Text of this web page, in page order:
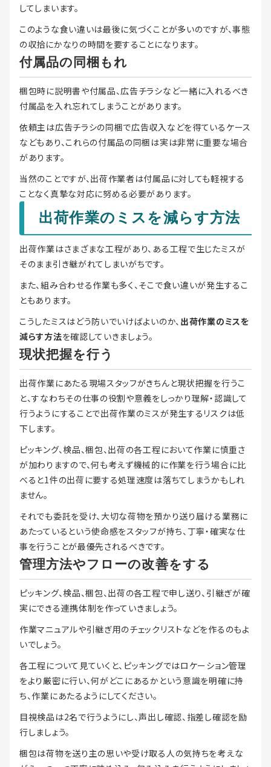
してしまいます。
このような食い違いは最後に気づくことが多いのですが、事態
の収拾にかなりの時間を要することになります。
付属品の同梱もれ
梱包時に説明書や付属品、広告チラシなど一緒に入れるべき
付属品を入れ忘れてしまうことがあります。
依頼主は広告チラシの同梱で広告収入などを得ているケース
などもあり、これらの付属品の同梱は実は非常に重要な場合
があります。
当然のことですが、出荷作業者は付属品に対しても軽視する
ことなく真摯な対応に努める必要があります。
出荷作業のミスを減らす方法
出荷作業はさまざまな工程があり、ある工程で生じたミスが
そのまま引き継がれてしまいがちです。
また、組み合わせる作業も多く、そこで食い違いが発生するこ
ともあります。
こうしたミスはどう防いでいけばよいのか、 出荷作業のミスを
減らす方法を確認していきましょう。
現状把握を行う
出荷作業にあたる現場スタッフがきちんと現状把握を行うこ
と、すなわちその仕事の役割や意義をしっかり理解・認識して
行うようにすることで出荷作業のミスが発生するリスクは低
下します。
ピッキング、検品、梱包、出荷の各工程において作業に慎重さ
が加わりますので、何も考えず機械的に作業を行う場合に比
べると1件の出荷に要する処理速度は落ちてしまうかもしれ
ません。
それでも委託を受け、大切な荷物を預かり送り届ける業務に
あたっているという使命感をスタッフが持ち、丁寧・確実な仕
事を行うことが最優先されるべきです。
管理方法やフローの改善をする
ピッキング、検品、梱包、出荷の各工程で申し送り、引継ぎが確
実にできる連携体制を作っていきましょう。
作業マニュアルや引継ぎ用のチェックリストなどを作るのもよ
いでしょう。
各工程について見ていくと、ピッキングではロケーション管理
をより厳密に行い、何がどこにあるかという意識を明確に持
ち、作業にあたるようにしてください。
目視検品は2名で行うようにし、声出し確認、指差し確認を励
行しましょう。
梱包は荷物を送り主の思いや受け取る人の気持ちを考えな